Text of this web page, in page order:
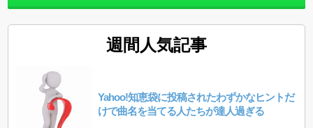
週間人気記事
Yahoo!知恵袋に投稿されたわずかなヒントだ
けで曲名を当てる人たちが達人過ぎる